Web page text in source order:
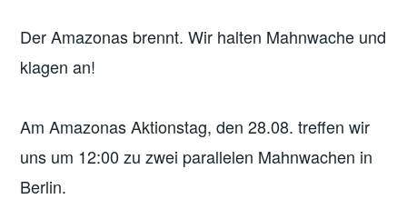
Der Amazonas brennt. Wir halten Mahnwache und
klagen an!
Am Amazonas Aktionstag, den 28.08. treffen wir
uns um 12:00 zu zwei parallelen Mahnwachen in
Berlin.